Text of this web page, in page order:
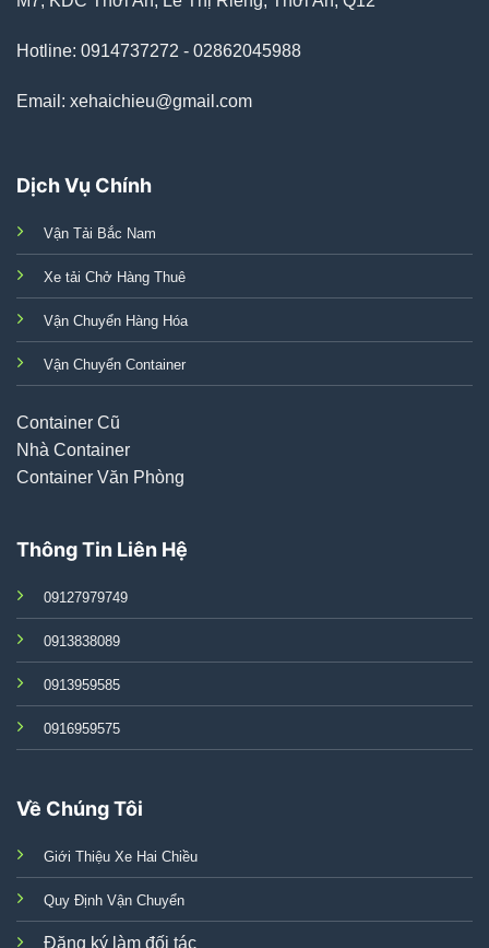
Hotline: 0914737272 - 02862045988
Email: xehaichieu@gmail.com
Dịch Vụ Chính
Vận Tải Bắc Nam
Xe tải Chở Hàng Thuê
Vận Chuyển Hàng Hóa
Vận Chuyển Container
Container Cũ
Nhà Container
Container Văn Phòng
Thông Tin Liên Hệ
09127979749
0913838089
0913959585
0916959575
Về Chúng Tôi
Giới Thiệu Xe Hai Chiều
Quy Định Vận Chuyển
Đăng ký làm đối tác